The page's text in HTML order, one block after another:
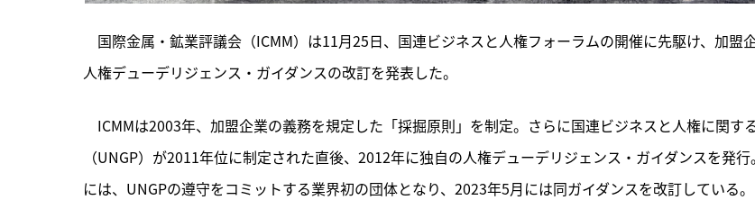
国際金属・鉱業評議会（ICMM）は11月25日、国連ビジネスと人権フォーラムの開催に先駆け、加盟
人権デューデリジェンス・ガイダンスの改訂を発表した。
ICMMは2003年、 加盟企業の義務を規定した「採掘原則」を制定。さらに国連ビジネスと人権に関す
（UNGP）が2011年位に制定された直後、2012年に独自の人権デューデリジェンス・ガイダンスを発
には、UNGPの遵守をコミットする業界初の団体となり、2023年5月には同ガイダンスを改訂している